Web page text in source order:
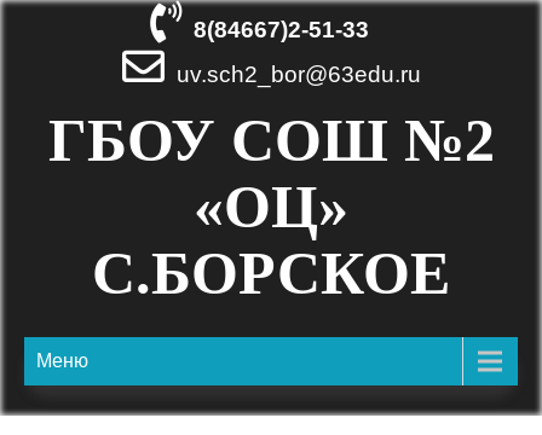
8(84667)2-51-33
uv.sch2_bor@63edu.ru
ГБОУ СОШ №2
«ОЦ»
С.БОРСКОЕ
Меню